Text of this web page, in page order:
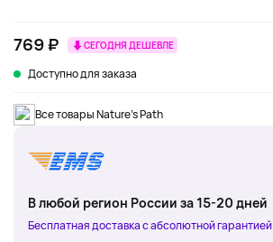
769 ₽ СЕГОДНЯ ДЕШЕВЛЕ
Доступно для заказа
Все товары Nature's Path
В любой регион России за 15-20 дней
Бесплатная доставка с абсолютной гарантией